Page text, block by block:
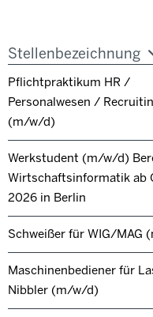
Stellenbezeichnung
Pflichtpraktikum HR /
Personalwesen /
(m/w/d)
Werkstudent (m/w/d)
Wirtschaftsinformatik ab
2026 in Berlin
Schweißer für WIG/MAG
Maschinenbediener für
Nibbler (m/w/d)